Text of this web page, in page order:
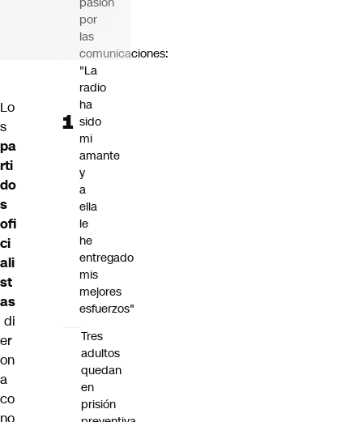
Lo
s
pa
rti
do
s
ofi
ci
ali
st
as
di
er
on
a
co
por
las
comunicaciones:
"La
radio
ha
sido
mi
amante
y
a
ella
le
he
entregado
mis
mejores
esfuerzos"
Tres
adultos
quedan
en
prisión